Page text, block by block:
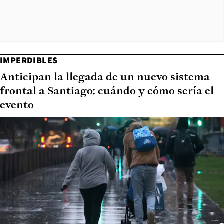
IMPERDIBLES
Anticipan la llegada de un nuevo sistema
frontal a Santiago: cuándo y cómo sería el
evento